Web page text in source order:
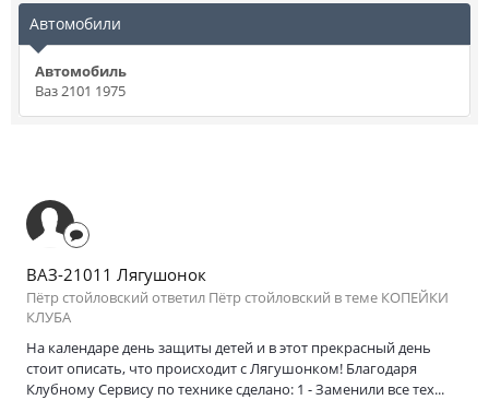
Автомобили
Автомобиль
Ваз 2101 1975
ВАЗ-21011 Лягушонок
Пётр стойловский ответил Пётр стойловский в теме КОПЕЙКИ
КЛУБА
На календаре день защиты детей и в этот прекрасный день
стоит описать, что происходит с Лягушонком! Благодаря
Клубному Сервису по технике сделано: 1 - Заменили все тех...